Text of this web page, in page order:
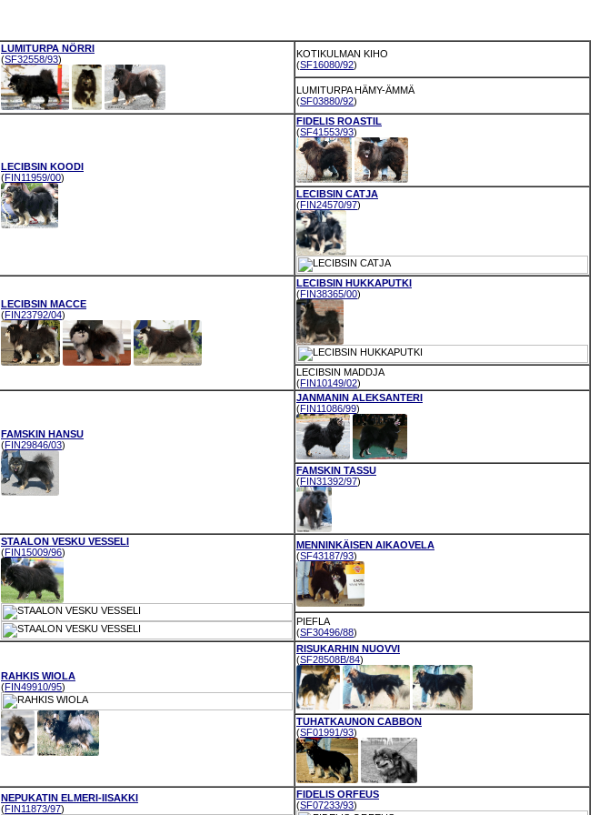
LUMITURPA NÖRRI
(SF32558/93)
KOTIKULMAN KIHO
(SF16080/92)
LUMITURPA HÄMY-ÄMMÄ
(SF03880/92)
LECIBSIN KOODI
(FIN11959/00)
FIDELIS ROASTIL
(SF41553/93)
LECIBSIN CATJA
(FIN24570/97)
LECIBSIN MACCE
(FIN23792/04)
LECIBSIN HUKKAPUTKI
(FIN38365/00)
LECIBSIN MADDJA
(FIN10149/02)
FAMSKIN HANSU
(FIN29846/03)
JANMANIN ALEKSANTERI
(FIN11086/99)
FAMSKIN TASSU
(FIN31392/97)
STAALON VESKU VESSELI
(FIN15009/96)
MENNINKÄISEN AIKAOVELA
(SF43187/93)
PIEFLA
(SF30496/88)
RAHKIS WIOLA
(FIN49910/95)
RISUKARHIN NUOVVI
(SF28508B/84)
TUHATKAUNON CABBON
(SF01991/93)
NEPUKATIN ELMERI-IISAKKI
(FIN11873/97)
FIDELIS ORFEUS
(SF07233/93)